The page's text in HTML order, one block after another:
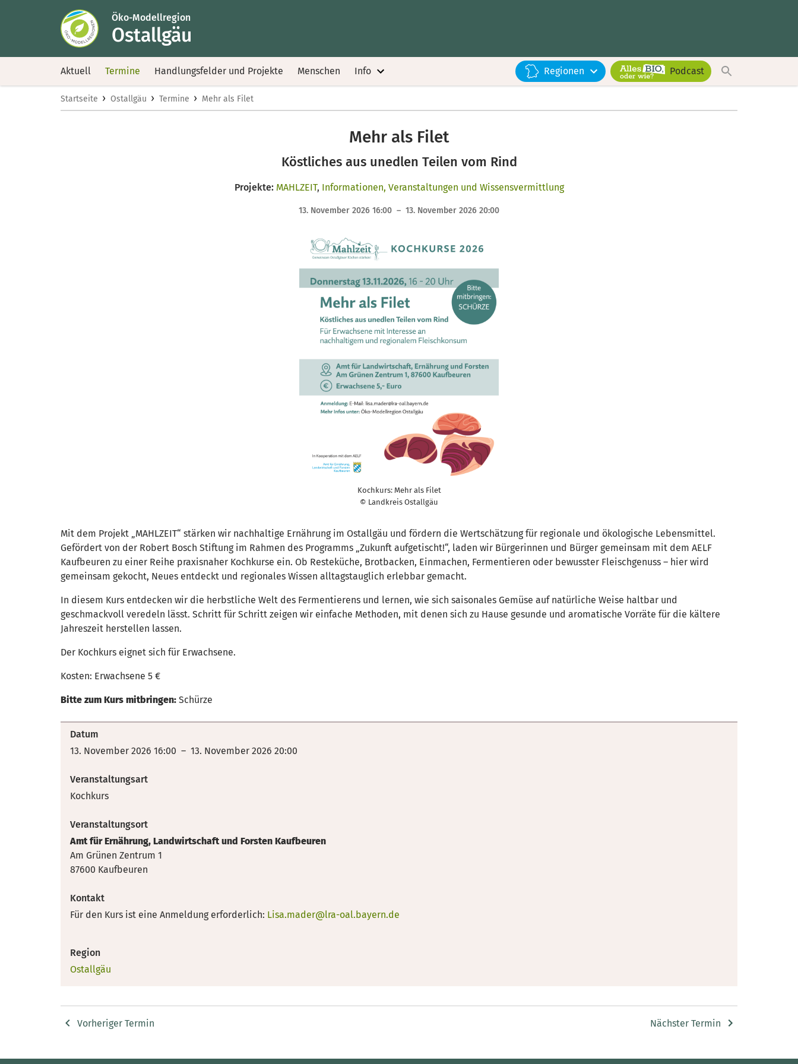
Öko-Modellregion
Ostallgäu
Aktuell Termine Handlungsfelder und Projekte Menschen Info Regionen Podcast
Startseite › Ostallgäu › Termine › Mehr als Filet
Mehr als Filet
Köstliches aus unedlen Teilen vom Rind
Projekte: MAHLZEIT, Informationen, Veranstaltungen und Wissensvermittlung
13. November 2026 16:00 – 13. November 2026 20:00
Kochkurs: Mehr als Filet
© Landkreis Ostallgäu
Mit dem Projekt „MAHLZEIT“ stärken wir nachhaltige Ernährung im Ostallgäu und fördern die Wertschätzung für regionale und ökologische Lebensmittel.
Gefördert von der Robert Bosch Stiftung im Rahmen des Programms „Zukunft aufgetischt!“, laden wir Bürgerinnen und Bürger gemeinsam mit dem AELF
Kaufbeuren zu einer Reihe praxisnaher Kochkurse ein. Ob Resteküche, Brotbacken, Einmachen, Fermentieren oder bewusster Fleischgenuss – hier wird
gemeinsam gekocht, Neues entdeckt und regionales Wissen alltagstauglich erlebbar gemacht.
In diesem Kurs entdecken wir die herbstliche Welt des Fermentierens und lernen, wie sich saisonales Gemüse auf natürliche Weise haltbar und
geschmackvoll veredeln lässt. Schritt für Schritt zeigen wir einfache Methoden, mit denen sich zu Hause gesunde und aromatische Vorräte für die kältere
Jahreszeit herstellen lassen.
Der Kochkurs eignet sich für Erwachsene.
Kosten: Erwachsene 5 €
Bitte zum Kurs mitbringen: Schürze
Datum
13. November 2026 16:00 – 13. November 2026 20:00
Veranstaltungsart
Kochkurs
Veranstaltungsort
Amt für Ernährung, Landwirtschaft und Forsten Kaufbeuren
Am Grünen Zentrum 1
87600 Kaufbeuren
Kontakt
Für den Kurs ist eine Anmeldung erforderlich: Lisa.mader@lra-oal.bayern.de
Region
Ostallgäu
Vorheriger Termin Nächster Termin